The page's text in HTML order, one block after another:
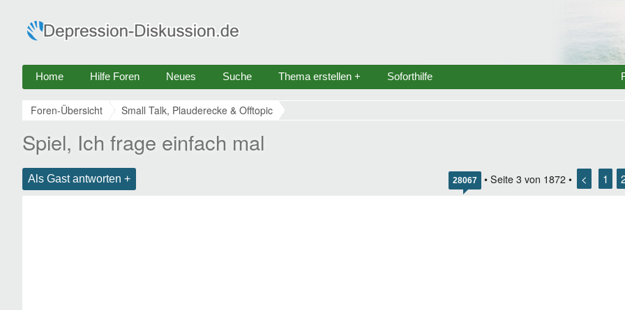
Home Hilfe Foren Neues Suche Thema erstellen + Soforthilfe
Foren-Übersicht Small Talk, Plauderecke & Offtopic
Spiel, Ich frage einfach mal
Als Gast antworten + 28067 • Seite 3 von 1872 • < 1